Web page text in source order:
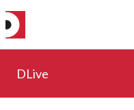
DLive